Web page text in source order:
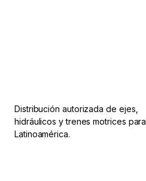
Distribución autorizada de ejes,
hidráulicos y trenes motrices para
Latinoamérica.